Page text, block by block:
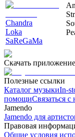
Chandra
Loka
SaReGaMa
Скачать приложение
Полезные ссылки
Каталог музыкиIn-
помощиСвязаться с
Jamendo
Jamendo для
Правовая
Общие условия